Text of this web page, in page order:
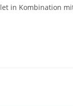
in Kombination